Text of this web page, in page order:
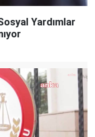
Yardımlar